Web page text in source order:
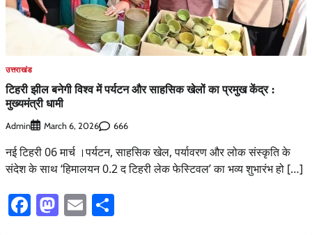
उत्तराखंड
टिहरी झील बनेगी विश्व में पर्यटन और साहसिक खेलों का प्रमुख केंद्र :
मुख्यमंत्री धामी
Admin March 6, 2026 666
नई टिहरी 06 मार्च ।पर्यटन, साहसिक खेल, पर्यावरण और लोक संस्कृति के
संदेश के साथ ‘हिमालयन 0.2 द टिहरी लेक फेस्टिवल’ का भव्य शुभारंभ हो […]
Facebook
Mastodon
Email